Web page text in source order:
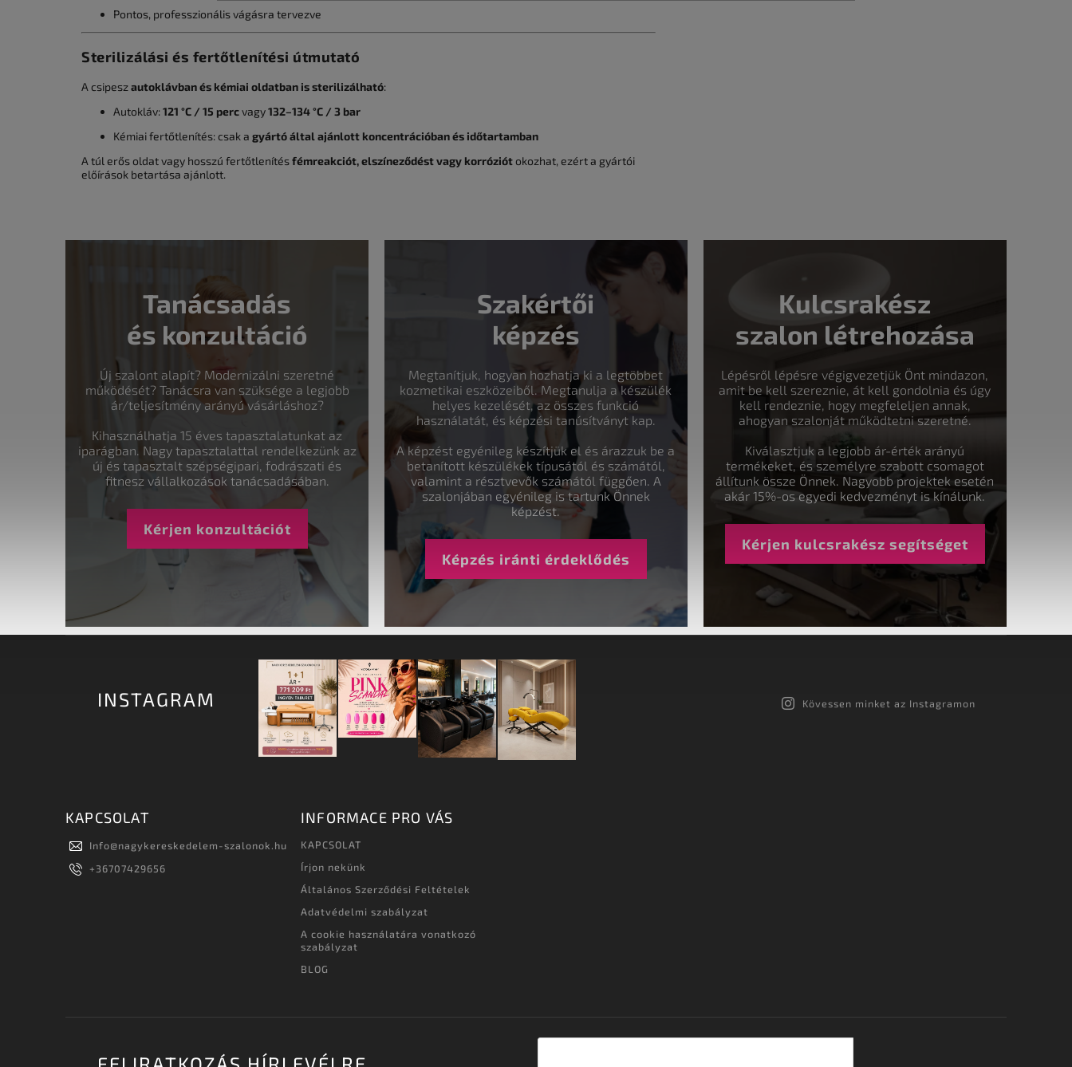
Pontos, professzionális vágásra tervezve
Sterilizálási és fertőtlenítési útmutató
A csipeszautoklávban és kémiai oldatban is sterilizálható:
Autokláv:121 °C / 15 percvagy132–134 °C / 3 bar
Kémiai fertőtlenítés: csak a gyártó által ajánlott koncentrációban és időtartamban
A túl erős oldat vagy hosszú fertőtlenítésfémreakciót, elszíneződést vagy korróziótokozhat, ezért a gyártói
előírások betartása ajánlott.
Tanácsadás
és konzultáció
Új szalont alapít? Modernizálni szeretné
működését? Tanácsra van szüksége a legjobb
ár/teljesítmény arányú vásárláshoz?
Kihasználhatja 15 éves tapasztalatunkat az
iparágban. Nagy tapasztalattal rendelkezünk az
új és tapasztalt szépségipari, fodrászati és
fitnesz vállalkozások tanácsadásában.
Kérjen konzultációt
Szakértői
képzés
Megtanítjuk, hogyan hozhatja ki a legtöbbet
kozmetikai eszközeiből. Megtanulja a készülék
helyes kezelését, az összes funkció
használatát, és képzési tanúsítványt kap.
A képzést egyénileg készítjük el és árazzuk be a
betanított készülékek típusától és számától,
valamint a résztvevők számától függően. A
szalonjában egyénileg is tartunk Önnek
képzést.
Képzés iránti érdeklődés
Kulcsrakész
szalon létrehozása
Lépésről lépésre végigvezetjük Önt mindazon,
amit be kell szereznie, át kell gondolnia és úgy
kell rendeznie, hogy megfeleljen annak,
ahogyan szalonját működtetni szeretné.
Kiválasztjuk a legjobb ár-érték arányú
termékeket, és személyre szabott csomagot
állítunk össze Önnek. Nagyobb projektek esetén
akár 15%-os egyedi kedvezményt is kínálunk.
Kérjen kulcsrakész segítséget
INSTAGRAM Kövessen minket az Instagramon
KAPCSOLAT
Info@nagykereskedelem-szalonok.hu
+36707429656
INFORMACE PRO VÁS
KAPCSOLAT
Írjon nekünk
Általános Szerződési Feltételek
Adatvédelmi szabályzat
A cookie használatára vonatkozó
szabályzat
BLOG